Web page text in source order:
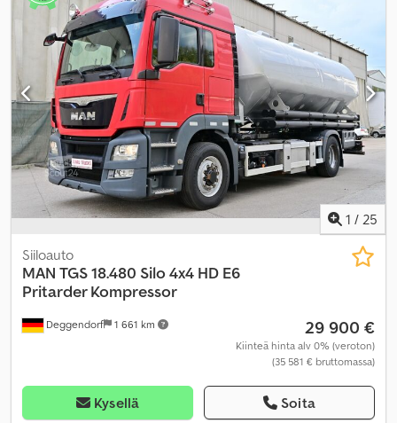
Valmistusvuosi:2014, Varusteet:ABS, ilmastointi,
pysäköintilämmitin,
1 / 25
Deggendorf 1 661 km
Siiloauto
MAN TGS 18.480 Silo 4x4 HD E6
Pritarder Kompressor
29 900 €
Kiinteä hinta alv 0% (veroton)
(35 581 € bruttomassa)
Kysellä Soita